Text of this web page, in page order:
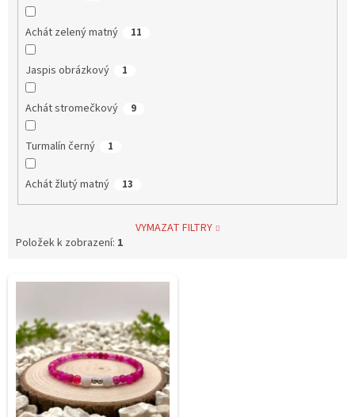
Achát zelený matný 11
Jaspis obrázkový 1
Achát stromečkový 9
Turmalín černý 1
Achát žlutý matný 13
VYMAZAT FILTRY
Položek k zobrazení: 1
V
p